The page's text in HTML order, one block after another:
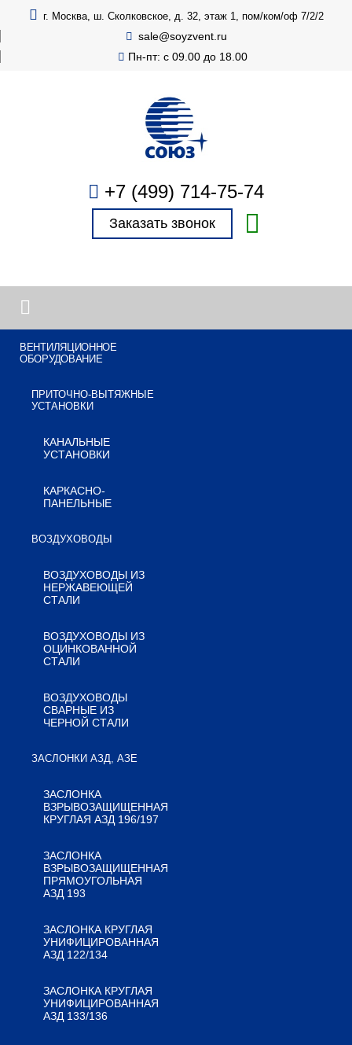
г. Москва, ш. Сколковское, д. 32, этаж 1, пом/ком/оф 7/2/2
sale@soyzvent.ru
Пн-пт: с 09.00 до 18.00
+7 (499) 714-75-74
Заказать звонок
ВЕНТИЛЯЦИОННОЕ
ОБОРУДОВАНИЕ
ПРИТОЧНО-ВЫТЯЖНЫЕ
УСТАНОВКИ
КАНАЛЬНЫЕ
УСТАНОВКИ
КАРКАСНО-
ПАНЕЛЬНЫЕ
ВОЗДУХОВОДЫ
ВОЗДУХОВОДЫ ИЗ
НЕРЖАВЕЮЩЕЙ
СТАЛИ
ВОЗДУХОВОДЫ ИЗ
ОЦИНКОВАННОЙ
СТАЛИ
ВОЗДУХОВОДЫ
СВАРНЫЕ ИЗ
ЧЕРНОЙ СТАЛИ
ЗАСЛОНКИ АЗД, АЗЕ
ЗАСЛОНКА
ВЗРЫВОЗАЩИЩЕННАЯ
КРУГЛАЯ АЗД 196/197
ЗАСЛОНКА
ВЗРЫВОЗАЩИЩЕННАЯ
ПРЯМОУГОЛЬНАЯ
АЗД 193
ЗАСЛОНКА КРУГЛАЯ
УНИФИЦИРОВАННАЯ
АЗД 122/134
ЗАСЛОНКА КРУГЛАЯ
УНИФИЦИРОВАННАЯ
АЗД 133/136